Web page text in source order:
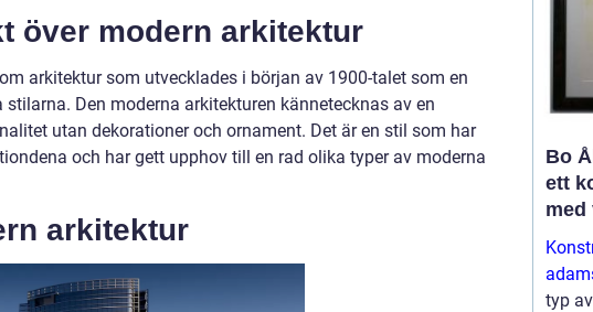
över modern arkitektur
arkitektur som utvecklades i början av 1900-talet som en
Den moderna arkitekturen kännetecknas av en
utan dekorationer och ornament. Det är en stil som har
och har gett upphov till en rad olika typer av moderna
arkitektur
Bo
ett
med
scen
typ